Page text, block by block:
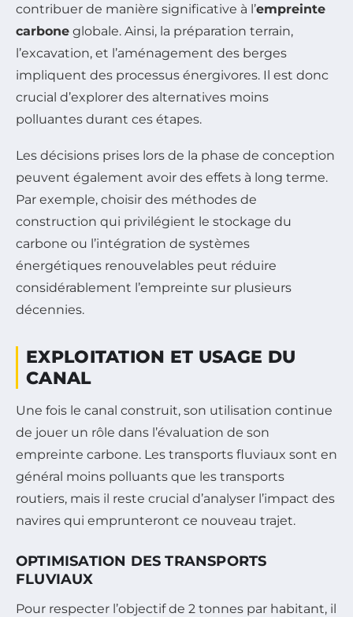
contribuer de manière significative à l’empreinte
carbone globale. Ainsi, la préparation terrain,
l’excavation, et l’aménagement des berges
impliquent des processus énergivores. Il est donc
crucial d’explorer des alternatives moins
polluantes durant ces étapes.
Les décisions prises lors de la phase de conception
peuvent également avoir des effets à long terme.
Par exemple, choisir des méthodes de
construction qui privilégient le stockage du
carbone ou l’intégration de systèmes
énergétiques renouvelables peut réduire
considérablement l’empreinte sur plusieurs
décennies.
EXPLOITATION ET USAGE DU
CANAL
Une fois le canal construit, son utilisation continue
de jouer un rôle dans l’évaluation de son
empreinte carbone. Les transports fluviaux sont en
général moins polluants que les transports
routiers, mais il reste crucial d’analyser l’impact des
navires qui emprunteront ce nouveau trajet.
OPTIMISATION DES TRANSPORTS
FLUVIAUX
Pour respecter l’objectif de 2 tonnes par habitant, il